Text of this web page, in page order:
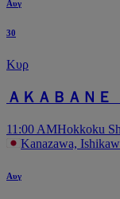
Αυγ
30
Κυρ
ＡＫＡＢＡＮ
11:00 AMHokkoku
Kanazawa,
Αυγ